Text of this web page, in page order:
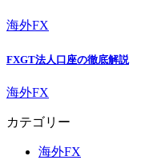
海外FX
FXGT法人口座の徹底解説
海外FX
カテゴリー
海外FX